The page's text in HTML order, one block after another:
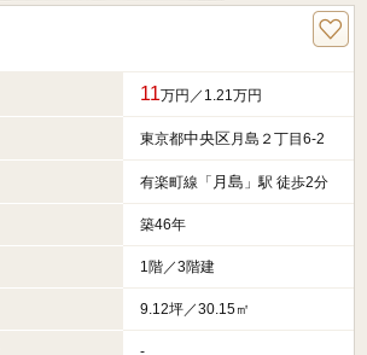
11万円／1.21万円
東京都中央区月島２丁目6-2
有楽町線「 月島 」駅 徒歩2分
築46年
1階／3階建
9.12坪／30.15㎡
-